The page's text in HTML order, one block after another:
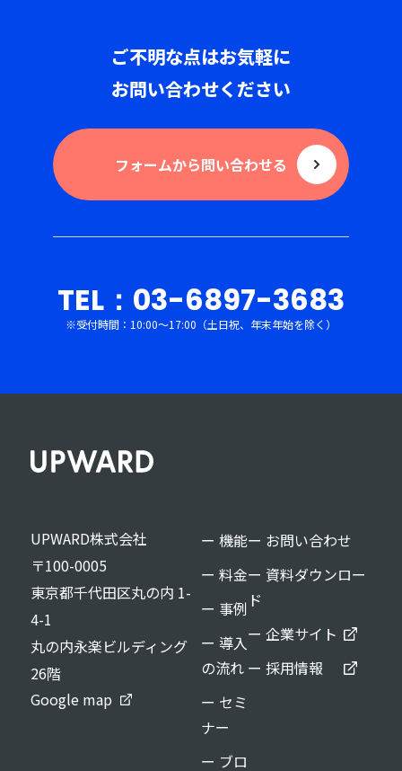
ご不明な点はお気軽に
お問い合わせください
フォームから問い合わせる
TEL：03-6897-3683
※受付時間：10:00〜17:00（土日祝、年末年始を除く）
UPWARD株式会社
〒100-0005
東京都千代田区丸の内 1-
4-1
丸の内永楽ビルディング
26階
Google map
ー 機能
ー 料金
ー 事例
ー 導入
の流れ
ー セミ
ナー
ー ブロ
ー お問い合わせ
ー 資料ダウンロー
ド
ー 企業サイト
ー 採用情報